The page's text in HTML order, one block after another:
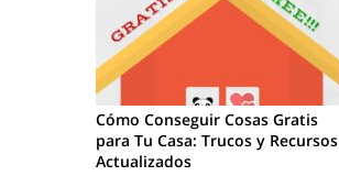
Cómo Conseguir Cosas Gratis
para Tu Casa: Trucos y Recursos
Actualizados